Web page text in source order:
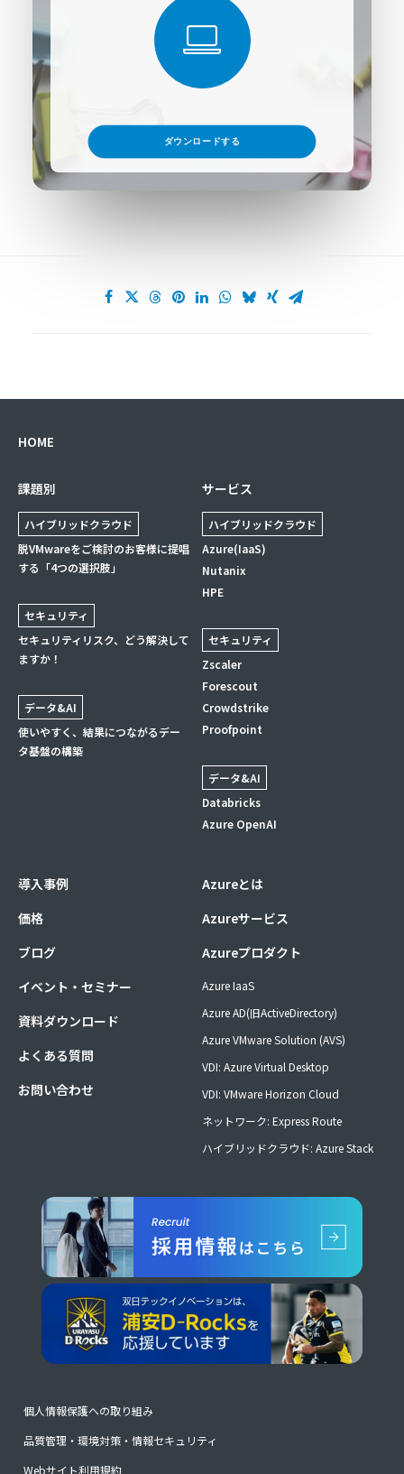
ダウンロードする
HOME
課題別
ハイブリッドクラウド
脱VMwareをご検討のお客様に提唱
する「4つの選択肢」
セキュリティ
セキュリティリスク、どう解決して
ますか！
データ&AI
使いやすく、結果につながるデー
タ基盤の構築
サービス
ハイブリッドクラウド
Azure(IaaS)
Nutanix
HPE
セキュリティ
Zscaler
Forescout
Crowdstrike
Proofpoint
データ&AI
Databricks
Azure OpenAI
導入事例
価格
ブログ
イベント・セミナー
資料ダウンロード
よくある質問
お問い合わせ
Azureとは
Azureサービス
Azureプロダクト
Azure IaaS
Azure AD(旧ActiveDirectory)
Azure VMware Solution (AVS)
VDI: Azure Virtual Desktop
VDI: VMware Horizon Cloud
ネットワーク: Express Route
ハイブリッドクラウド: Azure Stack
個人情報保護への取り組み
品質管理・環境対策・情報セキュリティ
Webサイト利用規約